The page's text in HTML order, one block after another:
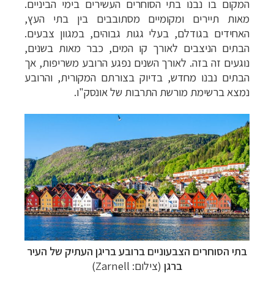
המקום בו נבנו בתי הסוחרים העשירים בימי הביניים.
מאות תיירים ומקומיים מסתובבים בין בתי העץ,
האחידים בגודלם, בעלי גגות גבוהים, במגוון צבעים.
הבתים הניצבים לאורך קו המים, כבר מאות בשנים,
נוגעים זה בזה. לאורך השנים נפגע הרובע משריפות, אך
הבתים נבנו מחדש, בדיוק בצורתם המקורית, והרובע
נמצא ברשימת מורשת התרבות של אונסק"ו.
בתי הסוחרים הצבעוניים ברובע בריגן העתיק של העיר
ברגן (צילום: Zarnell)